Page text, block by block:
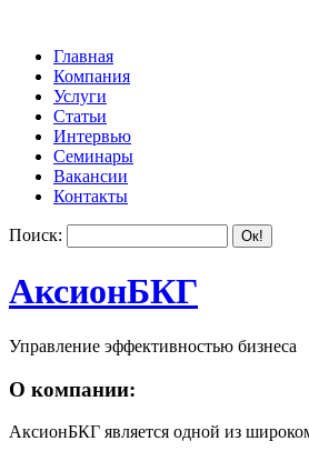
Главная
Компания
Услуги
Статьи
Интервью
Семинары
Вакансии
Контакты
Поиск:
АксионБКГ
Управление эффективностью бизнеса
О компании:
АксионБКГ является одной из